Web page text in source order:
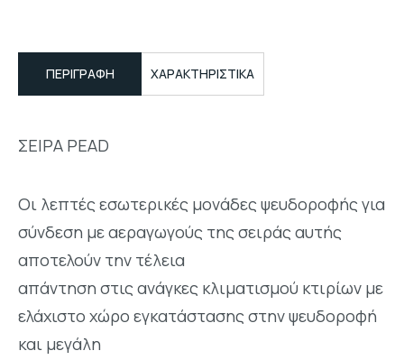
ΠΕΡΙΓΡΑΦΉ ΧΑΡΑΚΤΗΡΙΣΤΙΚΑ
ΣΕΙΡΑ PEAD
Οι λεπτές εσωτερικές μονάδες ψευδοροφής για
σύνδεση με αεραγωγούς της σειράς αυτής
αποτελούν την τέλεια
απάντηση στις ανάγκες κλιματισμού κτιρίων με
ελάχιστο χώρο εγκατάστασης στην ψευδοροφή
και μεγάλη